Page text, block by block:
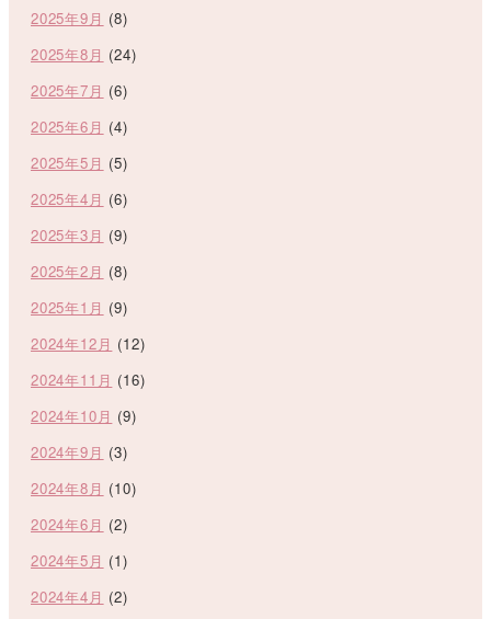
2025年9月 (8)
2025年8月 (24)
2025年7月 (6)
2025年6月 (4)
2025年5月 (5)
2025年4月 (6)
2025年3月 (9)
2025年2月 (8)
2025年1月 (9)
2024年12月 (12)
2024年11月 (16)
2024年10月 (9)
2024年9月 (3)
2024年8月 (10)
2024年6月 (2)
2024年5月 (1)
2024年4月 (2)